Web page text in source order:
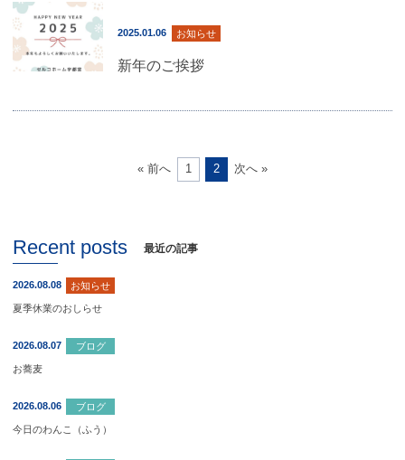
2025.01.06 お知らせ
新年のご挨拶
« 前へ 1 2 次へ »
Recent posts 最近の記事
2026.08.08 お知らせ
夏季休業のおしらせ
2026.08.07 ブログ
お蕎麦
2026.08.06 ブログ
今日のわんこ（ふう）